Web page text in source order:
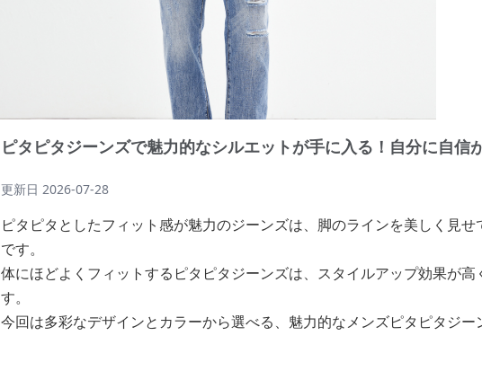
ピタピタジーンズで魅力的なシルエットが手に入る！自分に自信
更新日 2026-07-28
ピタピタとしたフィット感が魅力のジーンズは、脚のラインを美しく見
です。
体にほどよくフィットするピタピタジーンズは、スタイルアップ効果が
す。
今回は多彩なデザインとカラーから選べる、魅力的なメンズピタピタジー